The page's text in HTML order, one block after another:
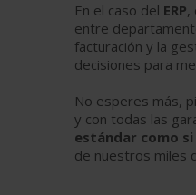
En el caso del ERP,
entre
facturación y la
decisiones para
No esperes más,
y con todas las
estándar como
de nuestros miles